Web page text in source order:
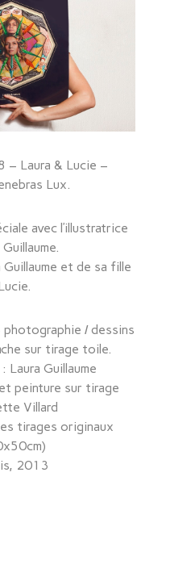
– Laura & Lucie –
Lux.
avec l’illustratrice
et de sa fille
/ dessins
sur tirage toile.
Laura Guillaume
peinture sur tirage
Villard
tirages originaux
2013